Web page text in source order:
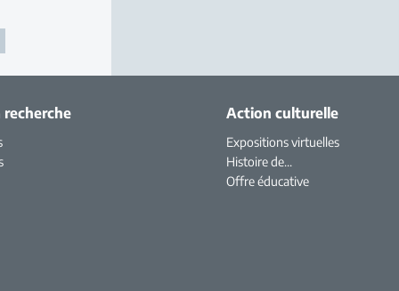
recherche Action culturelle
Expositions virtuelles
Histoire de...
Offre éducative